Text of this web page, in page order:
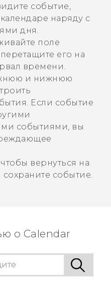
событие,
наряду с
дня.
поле
его на
времени.
и нижнюю
Если событие
событиями, вы
чтобы вернуться на
событие.
о Calendar